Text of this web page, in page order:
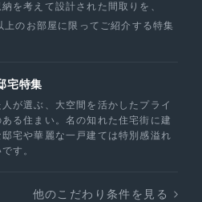
を考えて設計された間取りを、
上のお部屋に限ってご紹介する特集
宅特集
が選ぶ、大空間を活かしたプライ
る住まい。名の知れた住宅街に建
宅や華麗な一戸建ては特別感溢れ
す。
他のこだわり条件を見る